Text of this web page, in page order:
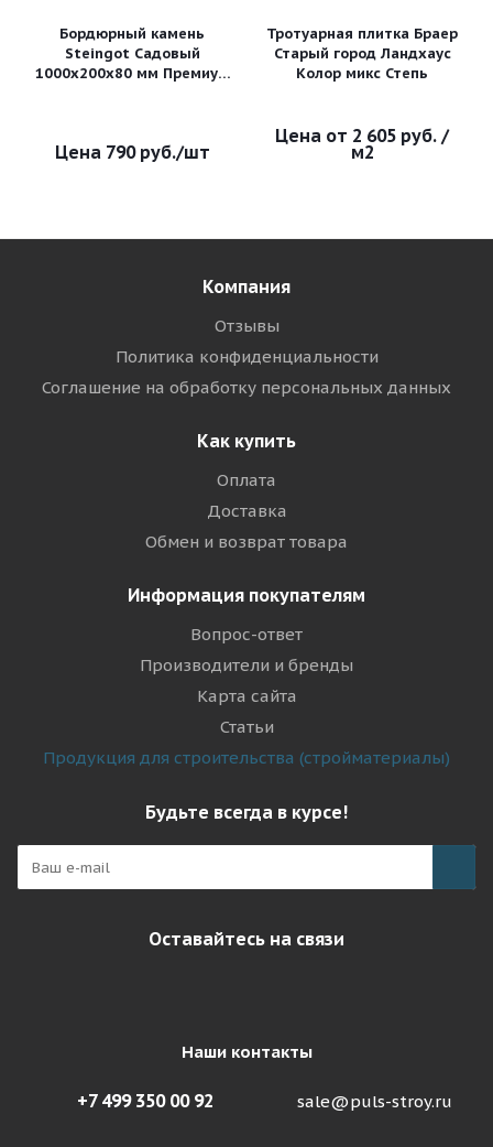
Бордюрный камень
Steingot Садовый
1000х200х80 мм Премиум
790руб./шт
Тротуарная плитка Браер
Старый город Ландхаус
Колор микс Степь
2 605 руб. /
м2
Компания
Отзывы
Политика конфиденциальности
Соглашение на обработку персональных данных
Как купить
Оплата
Доставка
Обмен и возврат товара
Информация покупателям
Вопрос-ответ
Производители и бренды
Карта сайта
Статьи
Продукция для строительства (стройматериалы)
Будьте всегда в курсе!
Оставайтесь на связи
Наши контакты
+7 499 350 00 92 sale@puls-stroy.ru